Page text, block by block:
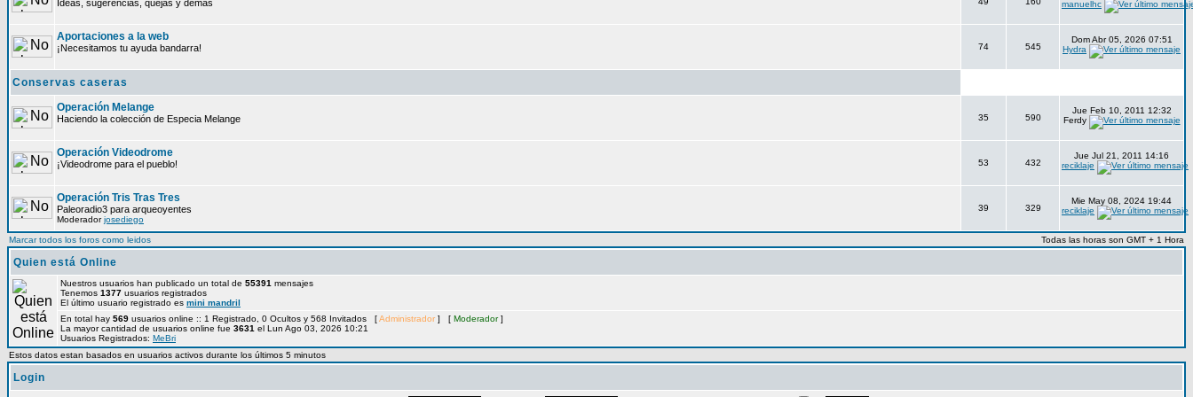
Ideas, sugerencias, quejas y demás manuelhc
Aportaciones a la web
¡Necesitamos tu ayuda bandarra! 74 545
Dom Abr 05, 2026 07:51
Hydra
Conservas caseras
Operación Melange
Haciendo la colección de Especia Melange 35 590
Jue Feb 10, 2011 12:32
Ferdy
Operación Videodrome
¡Videodrome para el pueblo! 53 432
Jue Jul 21, 2011 14:16
reciklaje
Operación Tris Tras Tres
Paleoradio3 para arqueoyentes
Moderadorjosediego
39 329
Mie May 08, 2024 19:44
reciklaje
Marcar todos los foros como leidos Todas las horas son GMT + 1 Hora
Quien está Online
Nuestros usuarios han publicado un total de 55391 mensajes
Tenemos 1377 usuarios registrados
El último usuario registrado es mini mandril
En total hay 569 usuarios online :: 1 Registrado, 0 Ocultos y 568 Invitados [Administrador ] [ Moderador]
La mayor cantidad de usuarios online fue 3631 el Lun Ago 03, 2026 10:21
Usuarios Registrados: MeBri
Estos datos estan basados en usuarios activos durante los últimos 5 minutos
Login